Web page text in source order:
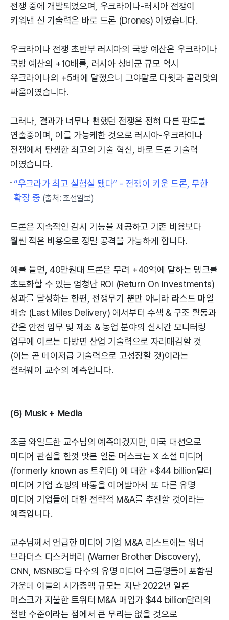
전쟁 중에 개발되었으며, 우크라이나-러시아 전쟁이
키워낸 신 기술력은 바로 드론 (Drones) 이였습니다.
우크라이나 전쟁 초반부 러시아의 국방 예산은 우크라이나
국방 예산의 +10배를, 러시아 상비군 규모 역시
우크라이나의 +5배에 달했으니 그야말로 다윗과 골리앗의
싸움이였습니다.
그러나, 결과가 너무나 뻔했던 전쟁은 전혀 다른 판도를
연출중이며, 이를 가능케한 것으로 러시아-우크라이나
전쟁에서 탄생한 최고의 기술 혁신, 바로 드론 기술력
이였습니다.
“우크라가 최고 실험실 됐다” - 전쟁이 키운 드론, 무한
확장 중 (출처: 조선일보)
드론은 지속적인 감시 기능을 제공하고 기존 비용보다
훨씬 적은 비용으로 정밀 공격을 가능하게 합니다.
예를 들면, 40만원대 드론은 무려 +40억에 달하는 탱크를
초토화할 수 있는 엄청난 ROI (Return On Investments)
성과를 달성하는 한편, 전쟁무기 뿐만 아니라 라스트 마일
배송 (Last Miles Delivery) 에서부터 수색 & 구조 활동과
같은 안전 임무 및 제조 & 농업 분야의 실시간 모니터링
업무에 이르는 다방면 산업 기술력으로 자리매김할 것
(이는 곧 메이저급 기술력으로 고성장할 것)이라는
갤러웨이 교수의 예측입니다.
(6) Musk + Media
조금 와일드한 교수님의 예측이겠지만, 미국 대선으로
미디어 관심을 한껏 맛본 일론 머스크는 X 소셜 미디어
(formerly known as 트위터) 에 대한 +$44 billion달러
미디어 기업 쇼핑의 바통을 이어받아서 또 다른 유명
미디어 기업들에 대한 전략적 M&A를 추진할 것이라는
예측입니다.
교수님께서 언급한 미디어 기업 M&A 리스트에는 워너
브라더스 디스커버리 (Warner Brother Discovery),
CNN, MSNBC등 다수의 유명 미디어 그룹명들이 포함된
가운데 이들의 시가총액 규모는 지난 2022년 일론
머스크가 지불한 트위터 M&A 매입가 $44 billion달러의
절반 수준이라는 점에서 큰 무리는 없을 것으로